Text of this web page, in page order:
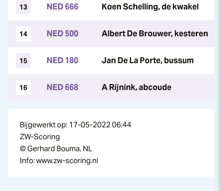
13 NED 666 Koen Schelling, de kwakel
14 NED 500 Albert De Brouwer, kesteren
15 NED 180 Jan De La Porte, bussum
16 NED 668 A Rijnink, abcoude
Bijgewerkt op: 17-05-2022 06:44
ZW-Scoring
© Gerhard Bouma, NL
Info: www.zw-scoring.nl